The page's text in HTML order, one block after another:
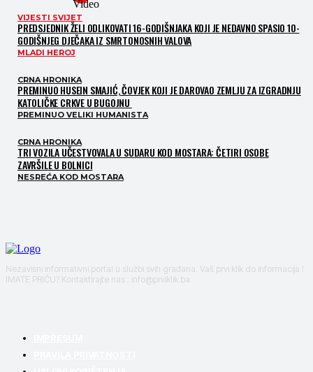
VIJESTI SVIJET
PREDSJEDNIK ŽELI ODLIKOVATI 16-GODIŠNJAKA KOJI JE NEDAVNO SPASIO 10-
GODIŠNJEG DJEČAKA IZ SMRTONOSNIH VALOVA
MLADI HEROJ
CRNA HRONIKA
PREMINUO HUSEIN SMAJIĆ, ČOVJEK KOJI JE DAROVAO ZEMLJU ZA IZGRADNJU
KATOLIČKE CRKVE U BUGOJNU
PREMINUO VELIKI HUMANISTA
CRNA HRONIKA
TRI VOZILA UČESTVOVALA U SUDARU KOD MOSTARA: ČETIRI OSOBE
ZAVRŠILE U BOLNICI
NESREĆA KOD MOSTARA
Nezavisni informativni portal u službi svih građana. Vaš prvi klik do informacija !
IMATE PRIČU? Kontaktirajte nas : info@prviklik.ba